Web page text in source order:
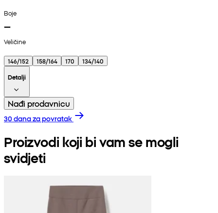
Boje
Veličine
146/152 158/164 170
134/140
Detalji
Nađi prodavnicu
30 dana za povratak
Proizvodi koji bi vam se mogli
svidjeti